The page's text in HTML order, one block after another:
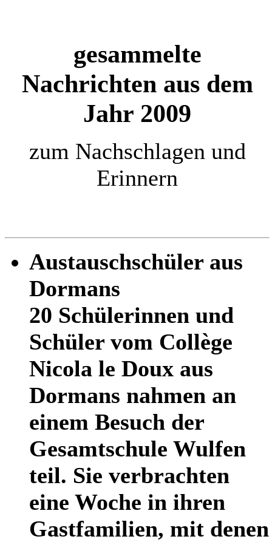
gesammelte
Nachrichten aus dem
Jahr 2009
zum Nachschlagen und
Erinnern
Austauschschüler aus
Dormans
20 Schülerinnen und
Schüler vom Collège
Nicola le Doux aus
Dormans nahmen an
einem Besuch der
Gesamtschule Wulfen
teil. Sie verbrachten
eine Woche in ihren
Gastfamilien, mit denen